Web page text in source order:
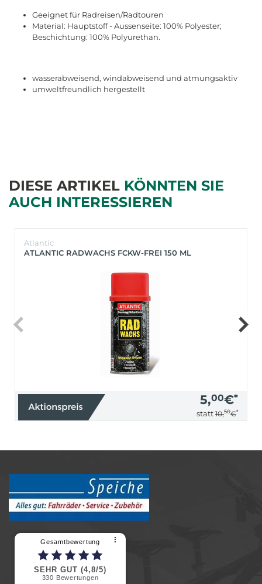
Geeignet für Radreisen/Radtouren
Material: Hauptstoff - Aussenseite: 100% Polyester;
Beschichtung: 100% Polyurethan.
wasserabweisend, windabweisend und atmungsaktiv
umweltfreundlich hergestellt
DIESE ARTIKEL KÖNNTEN SIE
AUCH INTERESSIEREN
Atlantic
ATLANTIC RADWACHS FCKW-FREI 150 ML
5,00€*
statt 10,50€*
Gesamtbewertung ⠇
SEHR GUT (4,8/5)
330 Bewertungen